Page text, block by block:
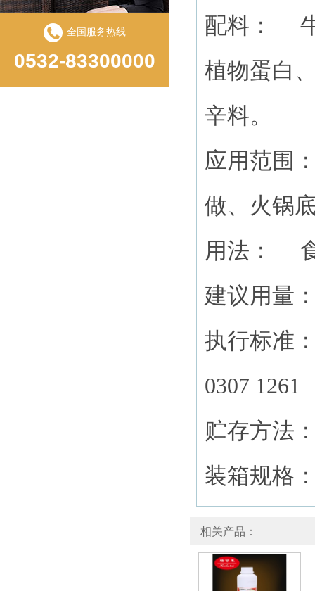
全国服务热线
0532-83300000
配料： 牛
植物蛋白
辛料。
应用范围
做、火锅
用法： 食
建议用量
执行标准
0307 1261
贮存方
装箱规格
相关产品：